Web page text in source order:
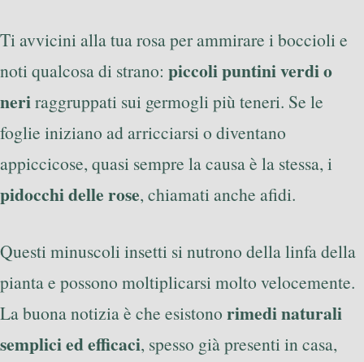
Ti avvicini alla tua rosa per ammirare i boccioli e
noti qualcosa di strano: piccoli puntini verdi o
neriraggruppati sui germogli più teneri. Se le
foglie iniziano ad arricciarsi o diventano
appiccicose, quasi sempre la causa è la stessa, i
pidocchi delle rose, chiamati anche afidi.
Questi minuscoli insetti si nutrono della linfa della
pianta e possono moltiplicarsi molto velocemente.
La buona notizia è che esistono rimedi naturali
semplici ed efficaci, spesso già presenti in casa,